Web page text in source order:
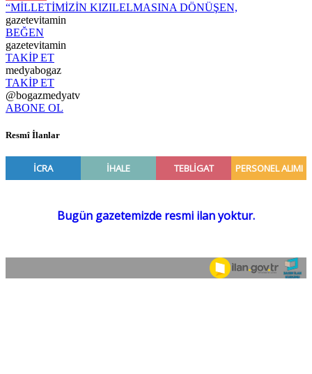
“MİLLETİMİZİN KIZILELMASINA DÖNÜŞEN,
gazetevitamin
BEĞEN
gazetevitamin
TAKİP ET
medyabogaz
TAKİP ET
@bogazmedyatv
ABONE OL
Resmî İlanlar